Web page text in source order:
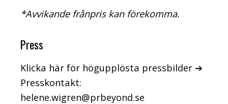
*Avvikande frånpris kan förekomma.
Press
Klicka här för högupplösta pressbilder ➔
Presskontakt:
helene.wigren@prbeyond.se